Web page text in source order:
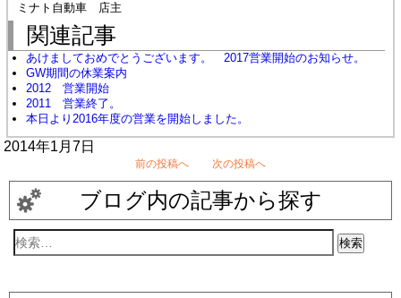
ミナト自動車 店主
関連記事
あけましておめでとうございます。 2017営業開始のお知らせ。
GW期間の休業案内
2012 営業開始
2011 営業終了。
本日より2016年度の営業を開始しました。
2014年1月7日
前の投稿へ 次の投稿へ
ブログ内の記事から探す